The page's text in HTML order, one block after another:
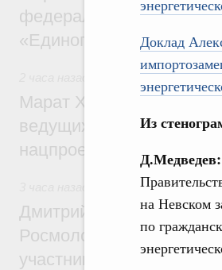
Доклад
Из
Д.Медведев:
на Невском
по
федерального
«Единого заказчика»
Национальный
Марат Хуснуллин:
ведущих к спортивным
нацпроекту
Молодёжная политика
Дмитрий Чернышенко,
Росмолодёжи Григорий
участников проекта